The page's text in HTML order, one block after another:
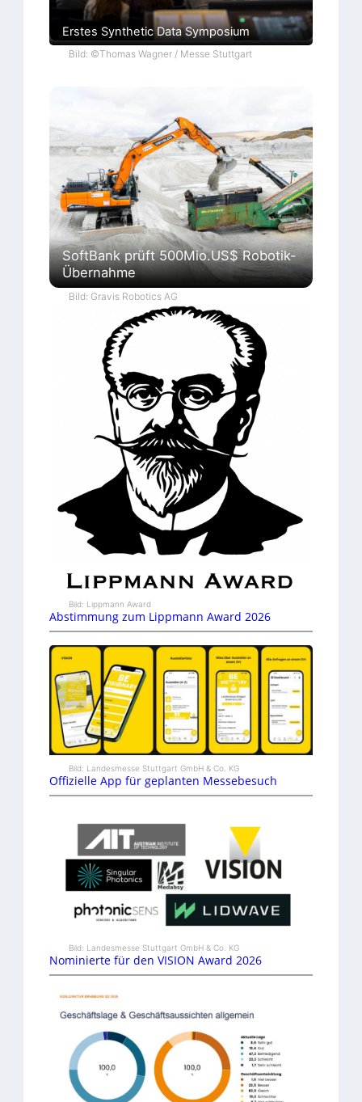
Erstes Synthetic Data Symposium
Bild: ©Thomas Wagner / Messe Stuttgart
SoftBank prüft 500Mio.US$ Robotik-
Übernahme
Bild: Gravis Robotics AG
Bild: Lippmann Award
Abstimmung zum Lippmann Award 2026
Bild: Landesmesse Stuttgart GmbH & Co. KG
Offizielle App für geplanten Messebesuch
Bild: Landesmesse Stuttgart GmbH & Co. KG
Nominierte für den VISION Award 2026